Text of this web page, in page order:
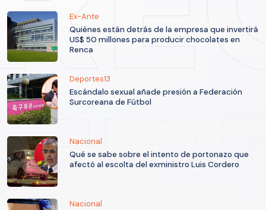
Ex-Ante
Quiénes están detrás de la empresa que invertirá
US$ 50 millones para producir chocolates en
Renca
Deportes13
Escándalo sexual añade presión a Federación
Surcoreana de Fútbol
Nacional
Qué se sabe sobre el intento de portonazo que
afectó al escolta del exministro Luis Cordero
Nacional